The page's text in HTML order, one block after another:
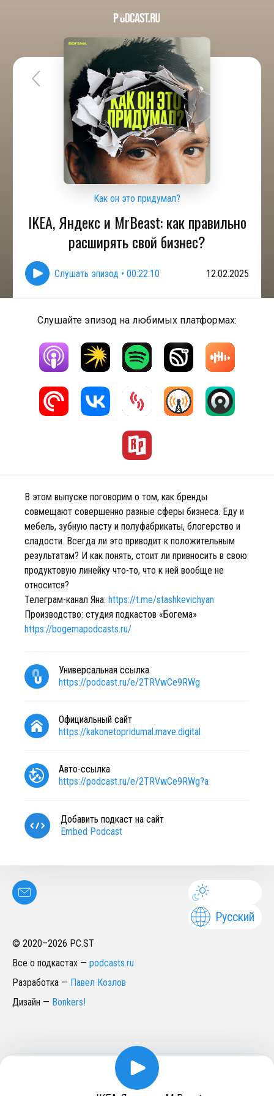
Как он это придумал?
IKEA, Яндекс и MrBeast: как правильно
расширять свой бизнес?
Слушать эпизод • 00:22:10 12.02.2025
Слушайте эпизод на любимых платформах:
В этом выпуске поговорим о том, как бренды
совмещают совершенно разные сферы бизнеса. Еду и
мебель, зубную пасту и полуфабрикаты, блогерство и
сладости. Всегда ли это приводит к положительным
результатам? И как понять, стоит ли привносить в свою
продуктовую линейку что-то, что к ней вообще не
относится?
Телеграм-канал Яна: https://t.me/stashkevichyan
Производство: студия подкастов «Богема»
https://bogemapodcasts.ru/
Универсальная ссылка
https://podcast.ru/e/2TRVwCe9RWg
Официальный сайт
https://kakonetopridumal.mave.digital
Авто-ссылка
https://podcast.ru/e/2TRVwCe9RWg?a
Добавить подкаст на сайт
Embed Podcast
Русский
© 2020–2026 PC.ST
Все о подкастах — podcasts.ru
Разработка — Павел Козлов
Дизайн — Bonkers!